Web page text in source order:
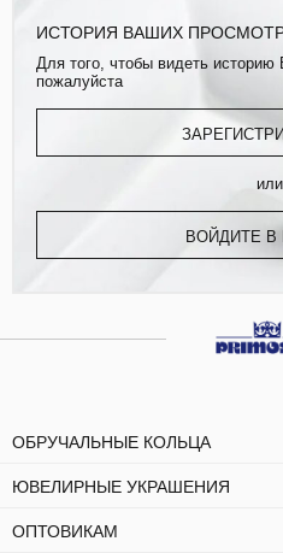
ИСТОРИЯ ВАШИХ
Для того, чтобы видеть историю
пожалуйста
или
ВОЙДИТЕ В
ОБРУЧАЛЬНЫЕ КОЛЬЦА
ЮВЕЛИРНЫЕ УКРАШЕНИЯ
ОПТОВИКАМ